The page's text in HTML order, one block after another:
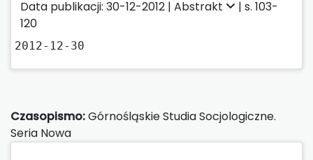
Data publikacji: 30-12-2012 | Abstrakt
| s. 103-
120
2012-12-30
Czasopismo:Górnośląskie Studia Socjologiczne.
Seria Nowa